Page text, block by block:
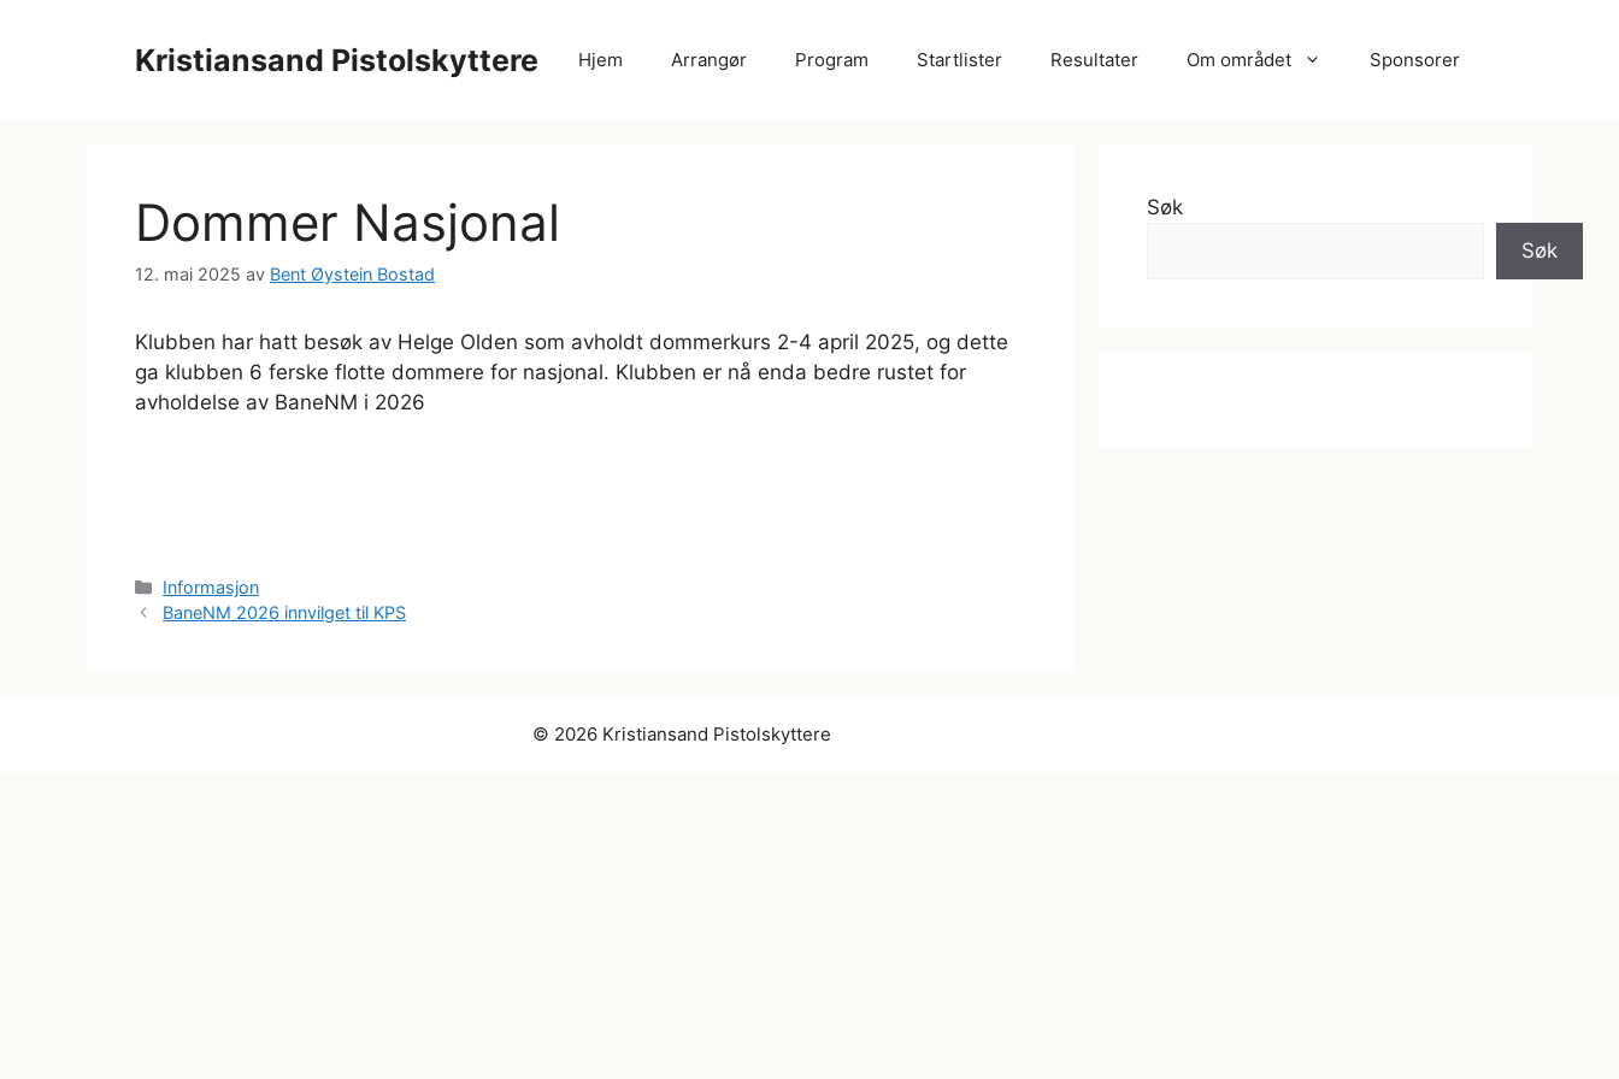
Kristiansand Pistolskyttere Hjem Arrangør Program Startlister Resultater Om området Sponsorer
Dommer Nasjonal
12. mai 2025 av Bent Øystein Bostad
Klubben har hatt besøk av Helge Olden som avholdt dommerkurs 2-4 april 2025, og dette
ga klubben 6 ferske flotte dommere for nasjonal. Klubben er nå enda bedre rustet for
avholdelse av BaneNM i 2026
Kategorier
Informasjon
BaneNM 2026 innvilget til KPS
Søk
Søk